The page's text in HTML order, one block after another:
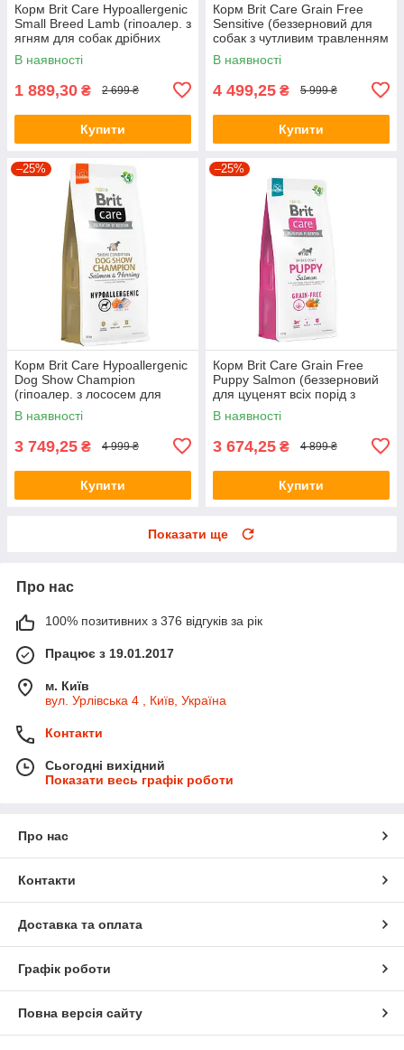
Корм Brit Care Hypoallergenic
Small Breed Lamb (гіпоалер. з
ягням для собак дрібних
порід) 7кг
В наявності
1 889,30 ₴ 2 699 ₴
Купити
Корм Brit Care Grain Free
Sensitive (беззерновий для
собак з чутливим травленням
з олениною) 12кг
В наявності
4 499,25 ₴ 5 999 ₴
Купити
–25%
Корм Brit Care Hypoallergenic
Dog Show Champion
(гіпоалер. з лососем для
виставкових собак) 12кг
В наявності
3 749,25 ₴ 4 999 ₴
Купити
–25%
Корм Brit Care Grain Free
Puppy Salmon (беззерновий
для цуценят всіх порід з
лососем) 12кг
В наявності
3 674,25 ₴ 4 899 ₴
Купити
Показати ще
Про нас
100% позитивних з 376 відгуків за рік
Працює з 19.01.2017
м. Київ
вул. Урлівська 4 , Київ, Україна
Контакти
Сьогодні вихідний
Показати весь графік роботи
Про нас
Контакти
Доставка та оплата
Графік роботи
Повна версія сайту